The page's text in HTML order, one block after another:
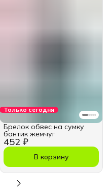
Только сегодня
452 ₽
Брелок обвес на сумку
бантик жемчуг
В корзину